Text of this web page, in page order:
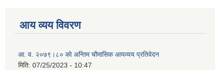
आय व्यय विवरण
आ. व. २०७९।८० को अन्तिम चौमासिक आयव्यय प्रतिवेदन
मिति: 07/25/2023 - 10:47